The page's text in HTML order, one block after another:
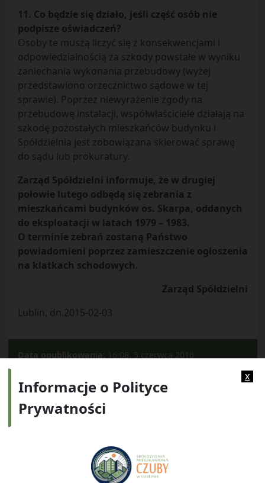
11. Co będzie się działo, jeśli część osób nie
podpisze oświadczeń?
Osoby te muszą liczyć się z konsekwencjami i
odpowiedzialnością za szkody powstałe w wyniku
zaniechania wykonania przebudowy (wyżej
przedstawiono orzecznictwo sądowe w tej
sprawie). Poprzez niewyrażenie zgody na
przebudowę instalacji, współwłaściciele działają na
szkodę pozostałych mieszkańców budynku i
Spółdzielnia jest zobowiązana skierować sprawę
do sądu lub prokuratury.
Zarząd Spółdzielni informuje, że w drugiej
połowie lutego odbędą się zebrania z
mieszkańcami budynków os. Skarpa, oddanych
do eksploatacji w latach 1979 – 1983.
O terminie zebrań zostaną Państwo
powiadomieni poprzez zamieszczenie ogłoszenia
na klatkach schodowych.
Zarząd Spółdzielni
Lublin, dn.2015-02-03
Data opublikowania: 16:08, 5 czerwca 2016
x
Informacje o Polityce
Prywatności